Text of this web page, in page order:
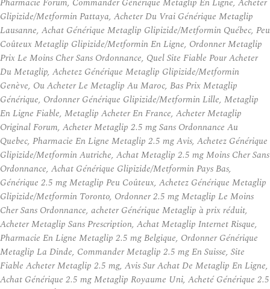
Glipizide/Metformin Pattaya, Acheter Du Vrai Générique Metaglip
Lausanne, Achat Générique Metaglip Glipizide/Metformin Québec, Peu
Coûteux Metaglip Glipizide/Metformin En Ligne, Ordonner Metaglip
Prix Le Moins Cher Sans Ordonnance, Quel Site Fiable Pour Acheter
Du Metaglip, Achetez Générique Metaglip Glipizide/Metformin
Genève, Ou Acheter Le Metaglip Au Maroc, Bas Prix Metaglip
Générique, Ordonner Générique Glipizide/Metformin Lille, Metaglip
En Ligne Fiable, Metaglip Acheter En France, Acheter Metaglip
Original Forum, Acheter Metaglip 2.5 mg Sans Ordonnance Au
Quebec, Pharmacie En Ligne Metaglip 2.5 mg Avis, Achetez Générique
Glipizide/Metformin Autriche, Achat Metaglip 2.5 mg Moins Cher Sans
Ordonnance, Achat Générique Glipizide/Metformin Pays Bas,
Générique 2.5 mg Metaglip Peu Coûteux, Achetez Générique Metaglip
Glipizide/Metformin Toronto, Ordonner 2.5 mg Metaglip Le Moins
Cher Sans Ordonnance, acheter Générique Metaglip à prix réduit,
Acheter Metaglip Sans Prescription, Achat Metaglip Internet Risque,
Pharmacie En Ligne Metaglip 2.5 mg Belgique, Ordonner Générique
Metaglip La Dinde, Commander Metaglip 2.5 mg En Suisse, Site
Fiable Acheter Metaglip 2.5 mg, Avis Sur Achat De Metaglip En Ligne,
Achat Générique 2.5 mg Metaglip Royaume Uni, Acheté Générique 2.5